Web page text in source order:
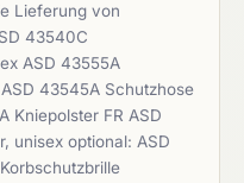
Lieferung von
43540C
ASD 43555A
43545A Schutzhose
Kniepolster FR ASD
unisex optional: ASD